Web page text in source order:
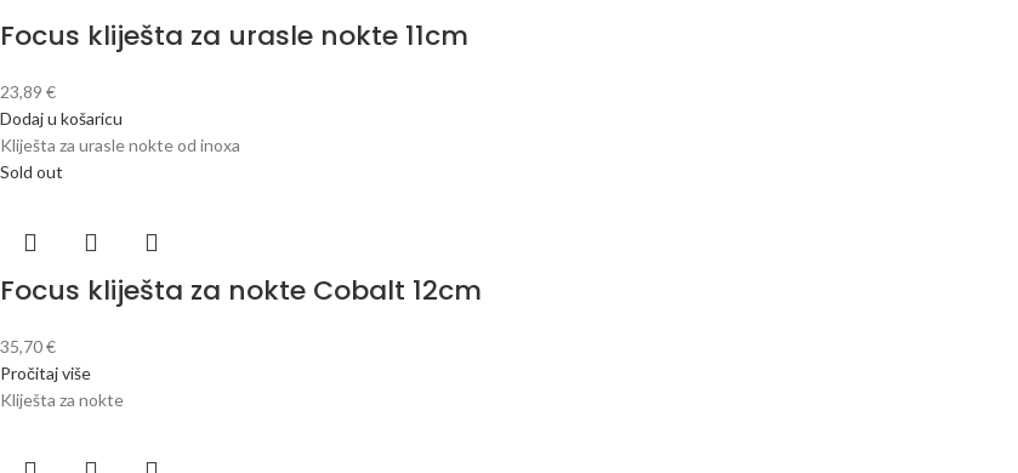
Focus kliješta za urasle nokte 11cm
23,89 €
Dodaj u košaricu
Kliješta za urasle nokte od inoxa
Sold out
Focus kliješta za nokte Cobalt 12cm
35,70€
Pročitaj više
Kliješta za nokte